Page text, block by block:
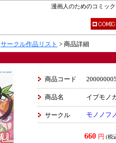
漫画人のためのコミッ
サークル作品リスト > 商品詳細
商品コード
商品名 イブモノ
サークル モノノフ
660 円 (税